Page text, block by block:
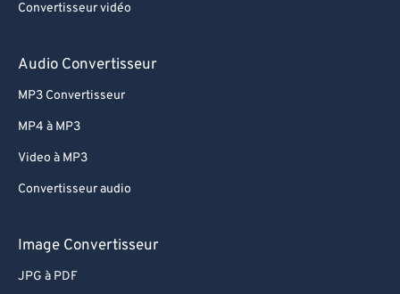
Convertisseur vidéo
Audio Convertisseur
MP3 Convertisseur
MP4 à MP3
Video à MP3
Convertisseur audio
Image Convertisseur
JPG à PDF